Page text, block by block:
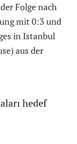
Folge nach
mit 0:3 und
in Istanbul
aus der
hedef